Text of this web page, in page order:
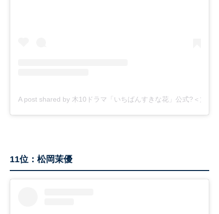
A post shared by 木10ドラマ「いちばんすきな花」公式?＜第2
11位：松岡茉優